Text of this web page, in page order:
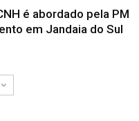
é abordado pela PM
em Jandaia do Sul